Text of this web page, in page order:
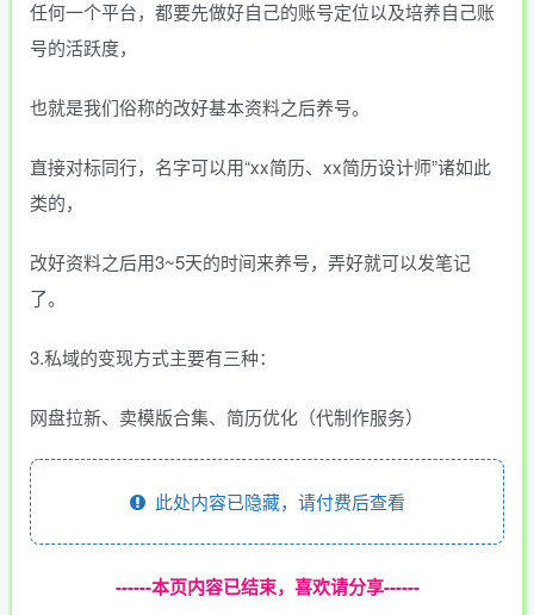
任何一个平台，都要先做好自己的账号定位以及培养自己账
号的活跃度，
也就是我们俗称的改好基本资料之后养号。
直接对标同行，名字可以用“xx简历、xx简历设计师”诸如此
类的，
改好资料之后用3~5天的时间来养号，弄好就可以发笔记
了。
3.私域的变现方式主要有三种：
网盘拉新、卖模版合集、简历优化（代制作服务）
此处内容已隐藏，请付费后查看
------本页内容已结束，喜欢请分享------